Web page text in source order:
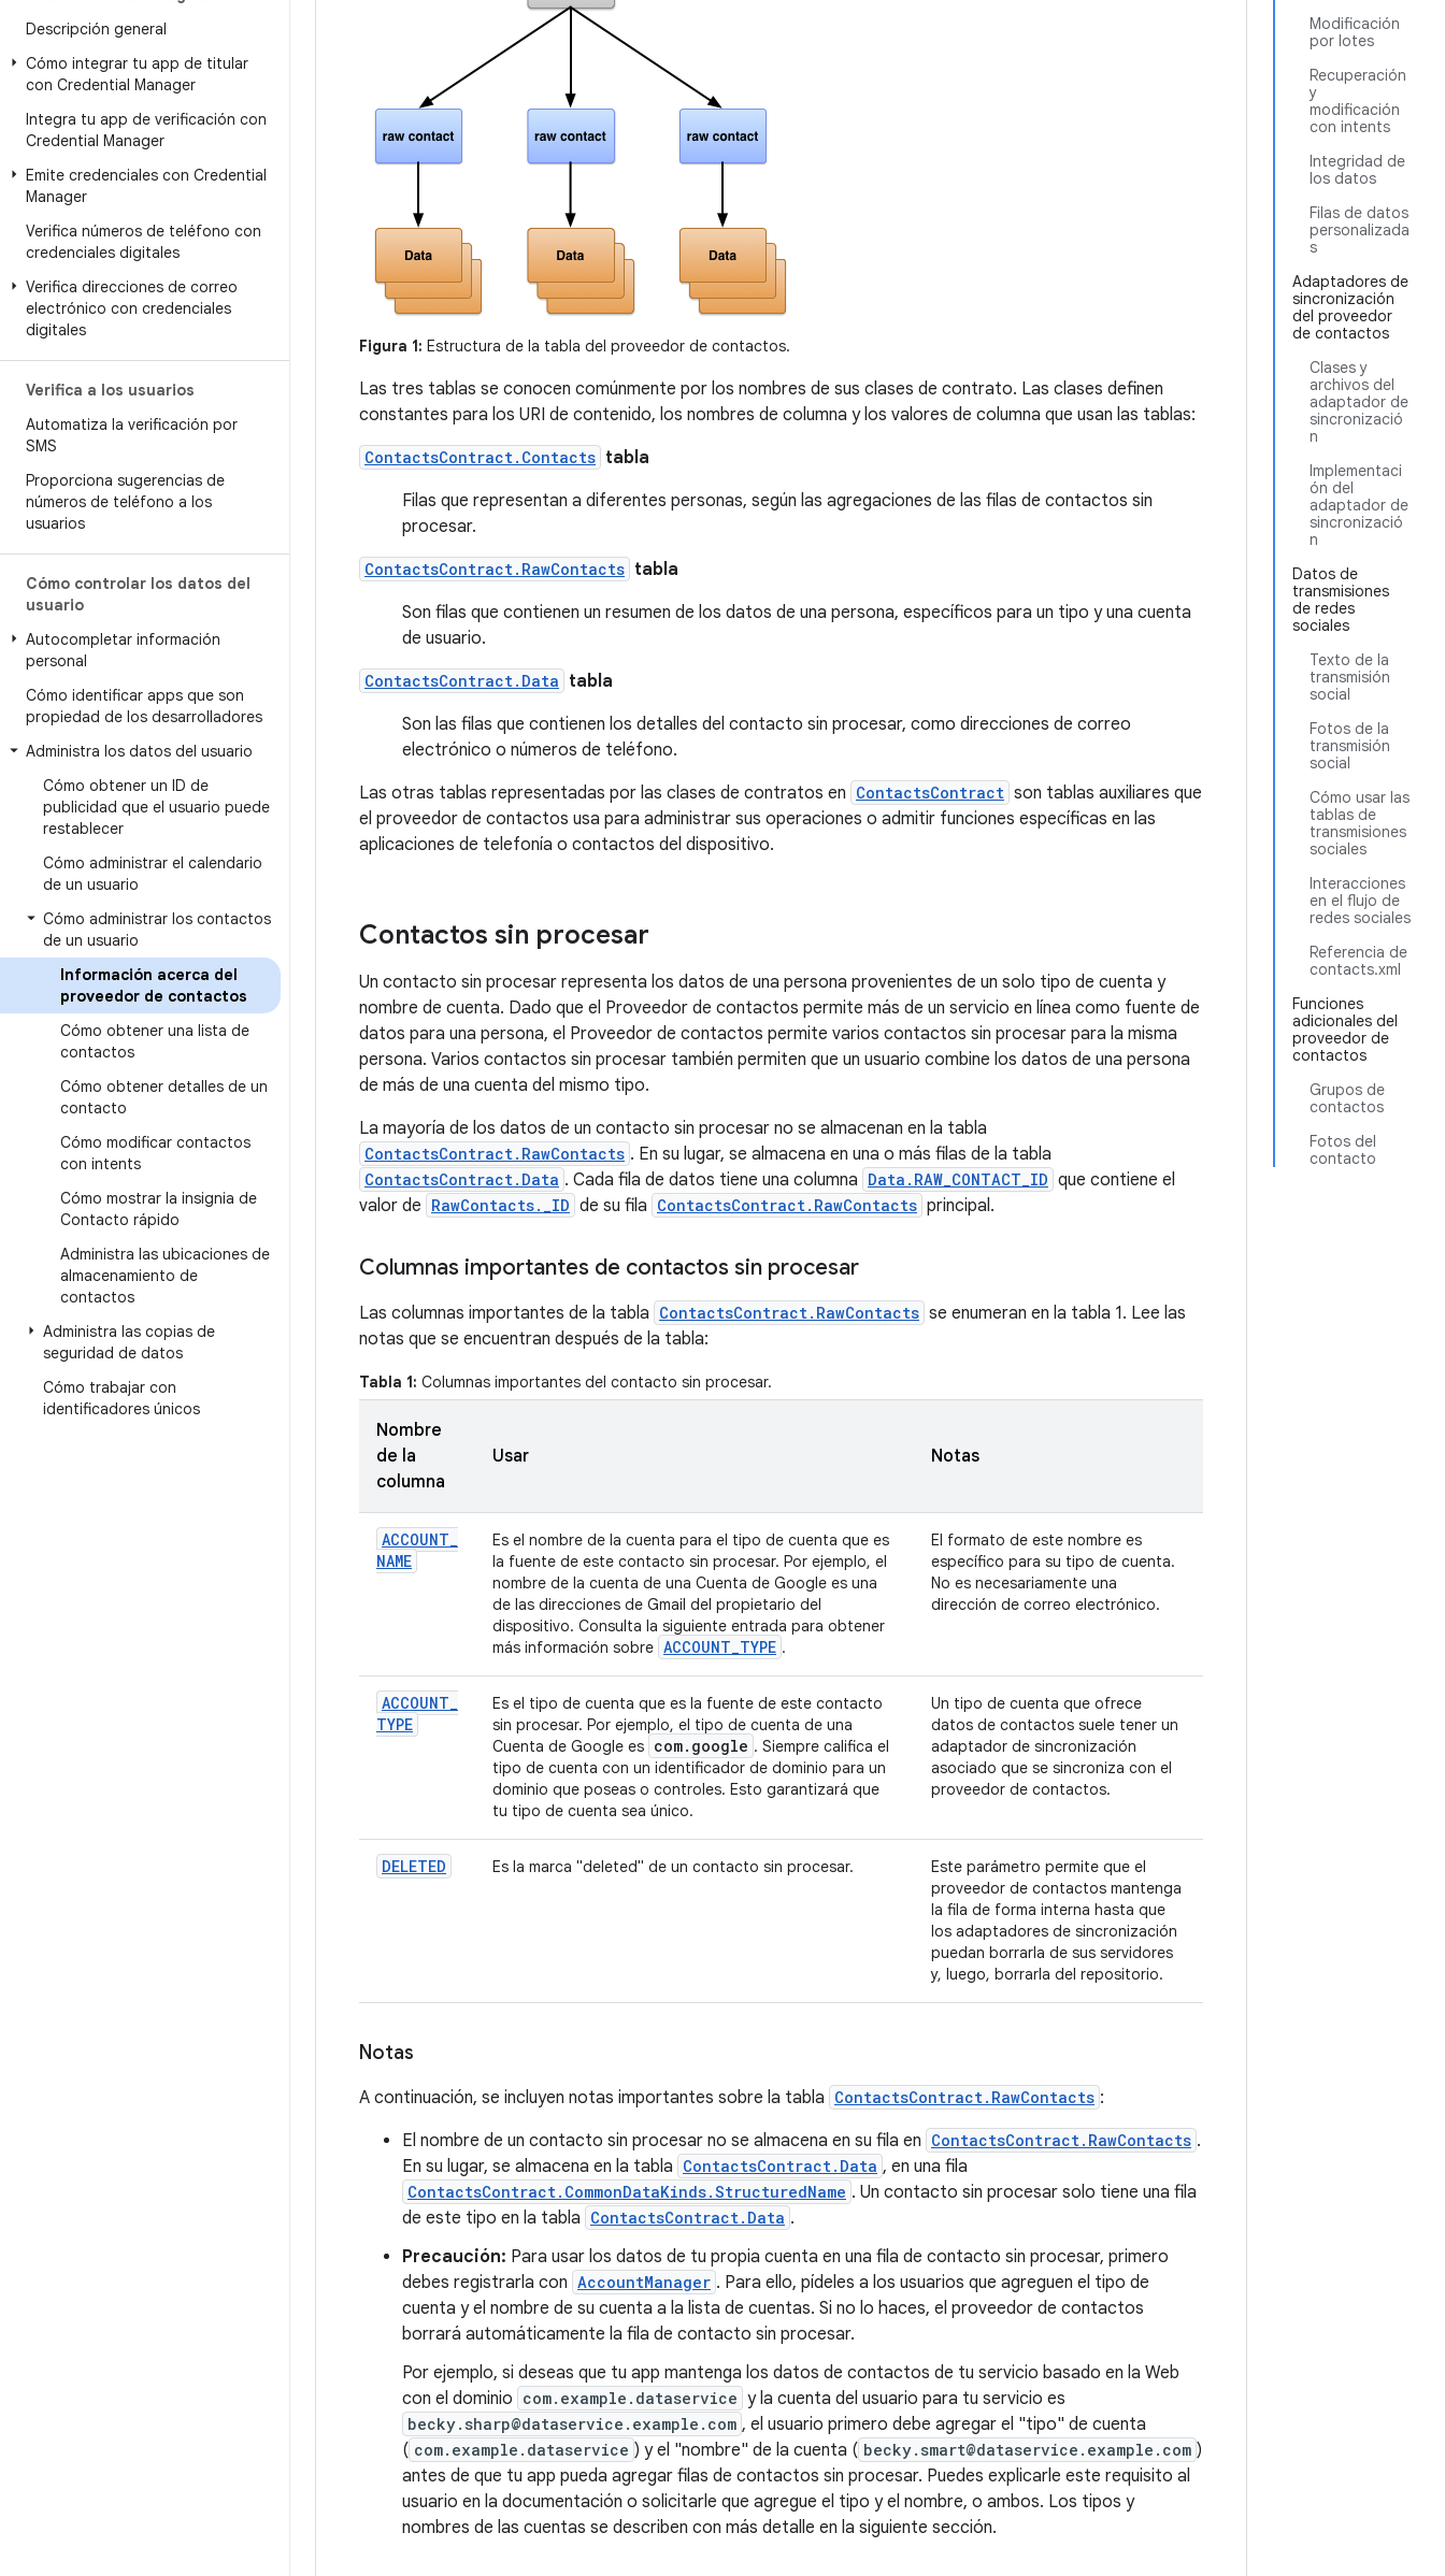
Descripción general
Cómo integrar tu app de titular
con Credential Manager
Integra tu app de verificación con
Credential Manager
Emite credenciales con Credential
Manager
Verifica números de teléfono con
credenciales digitales
Verifica direcciones de correo
electrónico con credenciales
digitales
Verifica a los usuarios
Automatiza la verificación por
SMS
Proporciona sugerencias de
números de teléfono a los
usuarios
Cómo controlar los datos del
usuario
Autocompletar información
personal
Cómo identificar apps que son
propiedad de los desarrolladores
Administra los datos del usuario
Cómo obtener un ID de
publicidad que el usuario puede
restablecer
Cómo administrar el calendario
de un usuario
Cómo administrar los contactos
de un usuario
Información acerca del
proveedor de contactos
Cómo obtener una lista de
contactos
Cómo obtener detalles de un
contacto
Cómo modificar contactos
con intents
Cómo mostrar la insignia de
Contacto rápido
Administra las ubicaciones de
almacenamiento de
contactos
Administra las copias de
seguridad de datos
Cómo trabajar con
identificadores únicos
Modificación
por lotes
Recuperación
y
modificación
con intents
Integridad de
los datos
Filas de datos
personalizada
s
Adaptadores de
sincronización
del proveedor
de contactos
Clases y
archivos del
adaptador de
sincronizació
n
Implementaci
ón del
adaptador de
sincronizació
n
Datos de
transmisiones
de redes
sociales
Texto de la
transmisión
social
Fotos de la
transmisión
social
Cómo usar las
tablas de
transmisiones
sociales
Interacciones
en el flujo de
redes sociales
Referencia de
contacts.xml
Funciones
adicionales del
proveedor de
contactos
Grupos de
contactos
Fotos del
contacto
Figura 1: Estructura de la tabla del proveedor de contactos.
Las tres tablas se conocen comúnmente por los nombres de sus clases de contrato. Las clases definen
constantes para los URI de contenido, los nombres de columna y los valores de columna que usan las tablas:
ContactsContract.Contacts tabla
Filas que representan a diferentes personas, según las agregaciones de las filas de contactos sin
procesar.
ContactsContract.RawContacts tabla
Son filas que contienen un resumen de los datos de una persona, específicos para un tipo y una cuenta
de usuario.
ContactsContract.Data tabla
Son las filas que contienen los detalles del contacto sin procesar, como direcciones de correo
electrónico o números de teléfono.
Las otras tablas representadas por las clases de contratos en ContactsContract son tablas auxiliares que
el proveedor de contactos usa para administrar sus operaciones o admitir funciones específicas en las
aplicaciones de telefonía o contactos del dispositivo.
Contactos sin procesar
Un contacto sin procesar representa los datos de una persona provenientes de un solo tipo de cuenta y
nombre de cuenta. Dado que el Proveedor de contactos permite más de un servicio en línea como fuente de
datos para una persona, el Proveedor de contactos permite varios contactos sin procesar para la misma
persona. Varios contactos sin procesar también permiten que un usuario combine los datos de una persona
de más de una cuenta del mismo tipo.
La mayoría de los datos de un contacto sin procesar no se almacenan en la tabla
ContactsContract.RawContacts . En su lugar, se almacena en una o más filas de la tabla
ContactsContract.Data . Cada fila de datos tiene una columna Data.RAW_CONTACT_ID que contiene el
valor de RawContacts._ID de su fila ContactsContract.RawContacts principal.
Columnas importantes de contactos sin procesar
Las columnas importantes de la tabla ContactsContract.RawContacts se enumeran en la tabla 1. Lee las
notas que se encuentran después de la tabla:
Tabla 1: Columnas importantes del contacto sin procesar.
Nombre
de la
columna
Usar Notas
ACCOUNT_
NAME
Es el nombre de la cuenta para el tipo de cuenta que es
la fuente de este contacto sin procesar. Por ejemplo, el
nombre de la cuenta de una Cuenta de Google es una
de las direcciones de Gmail del propietario del
dispositivo. Consulta la siguiente entrada para obtener
más información sobre ACCOUNT_TYPE .
El formato de este nombre es
específico para su tipo de cuenta.
No es necesariamente una
dirección de correo electrónico.
ACCOUNT_
TYPE
Es el tipo de cuenta que es la fuente de este contacto
sin procesar. Por ejemplo, el tipo de cuenta de una
Cuenta de Google es com. google . Siempre califica el
tipo de cuenta con un identificador de dominio para un
dominio que poseas o controles. Esto garantizará que
tu tipo de cuenta sea único.
Un tipo de cuenta que ofrece
datos de contactos suele tener un
adaptador de sincronización
asociado que se sincroniza con el
proveedor de contactos.
DELETED Es la marca "deleted" de un contacto sin procesar.
Este parámetro permite que el
proveedor de contactos mantenga
la fila de forma interna hasta que
los adaptadores de sincronización
puedan borrarla de sus servidores
y, luego, borrarla del repositorio.
Notas
A continuación, se incluyen notas importantes sobre la tabla ContactsContract.RawContacts :
El nombre de un contacto sin procesar no se almacena en su fila en ContactsContract.RawContacts .
En su lugar, se almacena en la tabla ContactsContract.Data , en una fila
ContactsContract.CommonDataKinds.StructuredName . Un contacto sin procesar solo tiene una fila
de este tipo en la tabla ContactsContract.Data .
Precaución: Para usar los datos de tu propia cuenta en una fila de contacto sin procesar, primero
debes registrarla con AccountManager . Para ello, pídeles a los usuarios que agreguen el tipo de
cuenta y el nombre de su cuenta a la lista de cuentas. Si no lo haces, el proveedor de contactos
borrará automáticamente la fila de contacto sin procesar.
Por ejemplo, si deseas que tu app mantenga los datos de contactos de tu servicio basado en la Web
con el dominio com.example.dataservice y la cuenta del usuario para tu servicio es
becky.sharp@dataservice.example.com , el usuario primero debe agregar el "tipo" de cuenta
( com.example.dataservice ) y el "nombre" de la cuenta ( becky.smart@dataservice.example.com )
antes de que tu app pueda agregar filas de contactos sin procesar. Puedes explicarle este requisito al
usuario en la documentación o solicitarle que agregue el tipo y el nombre, o ambos. Los tipos y
nombres de las cuentas se describen con más detalle en la siguiente sección.